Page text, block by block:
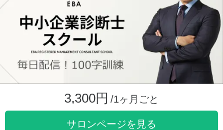
3,300円 /1ヶ月ごと
サロンページを見る